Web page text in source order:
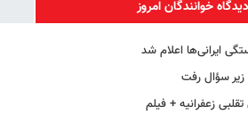
دیدگاه خوانندگان امروز
ایرانی‌ها اعلام شد
زعفرانیه + فیلم